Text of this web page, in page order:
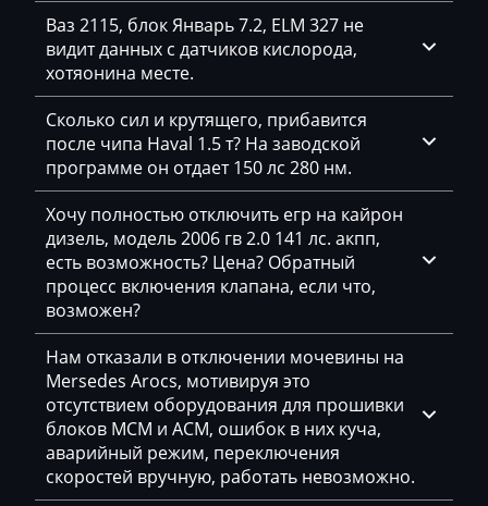
Neoplan
NewHolland
Nissan
Omoda
Opel
Oting
Otokar
Pellenc
Perkins
Peterbilt
Peugeot
Ploeger
Ваз 2115, блок Январь 7.2, ELM 327 не
видит данных с датчиков кислорода,
хотяонина месте.
Сколько сил и крутящего, прибавится
после чипа Haval 1.5 т? На заводской
программе он отдает 150 лс 280 нм.
Хочу полностью отключить егр на кайрон
дизель, модель 2006 гв 2.0 141 лс. акпп,
есть возможность? Цена? Обратный
процесс включения клапана, если что,
возможен?
Нам отказали в отключении мочевины на
Mersedes Arocs, мотивируя это
отсутствием оборудования для прошивки
блоков MCM и ACM, ошибок в них куча,
аварийный режим, переключения
скоростей вручную, работать невозможно.